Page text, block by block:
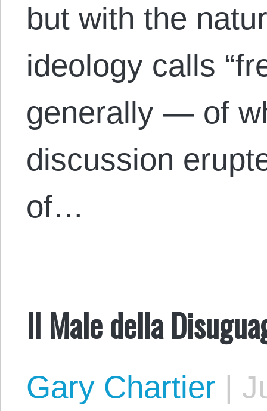
but with the
ideology calls
generally — of
discussion
of…
Il Male della
Gary Chartier |